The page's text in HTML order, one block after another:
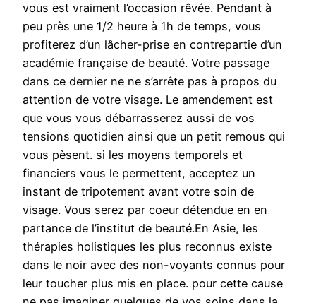
vous est vraiment l’occasion rêvée. Pendant à
peu près une 1/2 heure à 1h de temps, vous
profiterez d’un lâcher-prise en contrepartie d’un
académie française de beauté. Votre passage
dans ce dernier ne ne s’arrête pas à propos du
attention de votre visage. Le amendement est
que vous vous débarrasserez aussi de vos
tensions quotidien ainsi que un petit remous qui
vous pèsent. si les moyens temporels et
financiers vous le permettent, acceptez un
instant de tripotement avant votre soin de
visage. Vous serez par coeur détendue en en
partance de l’institut de beauté.En Asie, les
thérapies holistiques les plus reconnus existe
dans le noir avec des non-voyants connus pour
leur toucher plus mis en place. pour cette cause